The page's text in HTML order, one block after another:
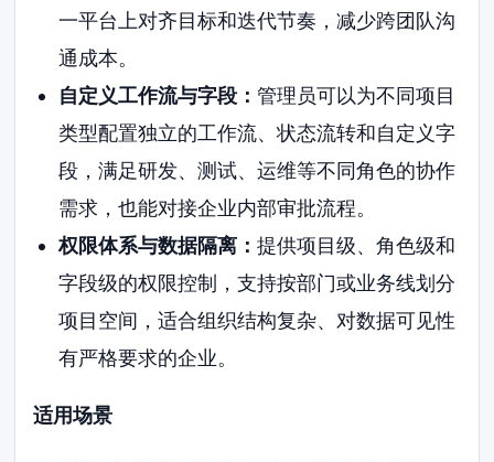
一平台上对齐目标和迭代节奏，减少跨团队沟
通成本。
自定义工作流与字段： 管理员可以为不同项目
类型配置独立的工作流、状态流转和自定义字
段，满足研发、测试、运维等不同角色的协作
需求，也能对接企业内部审批流程。
权限体系与数据隔离： 提供项目级、角色级和
字段级的权限控制，支持按部门或业务线划分
项目空间，适合组织结构复杂、对数据可见性
有严格要求的企业。
适用场景